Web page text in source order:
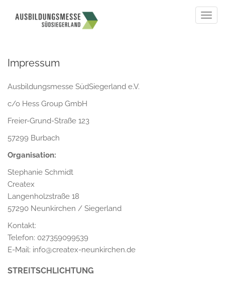
Impressum
Ausbildungsmesse SüdSiegerland e.V.
c/o Hess Group GmbH
Freier-Grund-Straße 123
57299 Burbach
Organisation:
Stephanie Schmidt
Createx
Langenholzstraße 18
57290 Neunkirchen / Siegerland
Kontakt:
Telefon: 027359099539
E-Mail: info@createx-neunkirchen.de
STREITSCHLICHTUNG